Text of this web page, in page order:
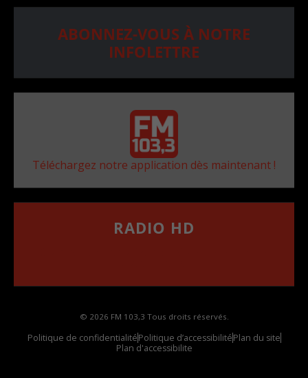
ABONNEZ-VOUS À NOTRE
INFOLETTRE
Téléchargez notre application dès maintenant !
RADIO HD
© 2026 FM 103,3 Tous droits réservés.
Politique de confidentialitéPolitique d’accessibilitéPlan du site
Plan d'accessibilite